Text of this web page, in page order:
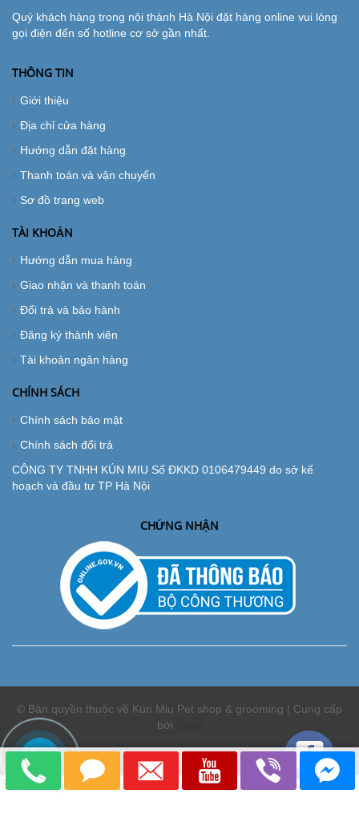
Quý khách hàng trong nội thành Hà Nội đặt hàng online vui lòng
gọi điện đến số hotline cơ sở gần nhất.
THÔNG TIN
Giới thiệu
Địa chỉ cửa hàng
Hướng dẫn đặt hàng
Thanh toán và vận chuyển
Sơ đồ trang web
TÀI KHOẢN
Hướng dẫn mua hàng
Giao nhận và thanh toán
Đổi trả và bảo hành
Đăng ký thành viên
Tài khoản ngân hàng
CHÍNH SÁCH
Chính sách bảo mật
Chính sách đổi trả
CÔNG TY TNHH KÚN MIU Số ĐKKD 0106479449 do sở kế
hoạch và đầu tư TP Hà Nội
CHỨNG NHẬN
© Bản quyền thuộc về Kún Miu Pet shop & grooming | Cung cấp
bởi
So sánh